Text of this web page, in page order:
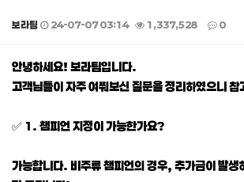
보라팀 24-07-07 03:14 1,337,528 0
본문
안녕하세요! 보라팀입니다.
고객님들이 자주 여쭤보신 질문을 정리하였으니
✅ 1. 챔피언 지정이 가능한가요?
가능합니다. 비주류 챔피언의 경우, 추가금이 발생